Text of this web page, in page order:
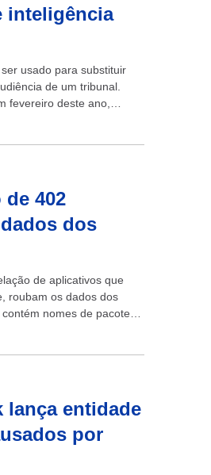
inteligência
usado para substituir
de um tribunal.
fevereiro deste ano,
de 402
dos
de aplicativos que
roubam os dados dos
nomes de pacotes
lança entidade
por